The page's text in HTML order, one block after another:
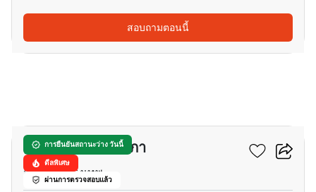
สอบถามตอนนี้
การยืนยันสถานะว่าง วันนี้
ดีลพิเศษ
ผ่านการตรวจสอบแล้ว
อีควิน๊อกซ์ พหล-วิภา
จอมพล, กรุงเทพ